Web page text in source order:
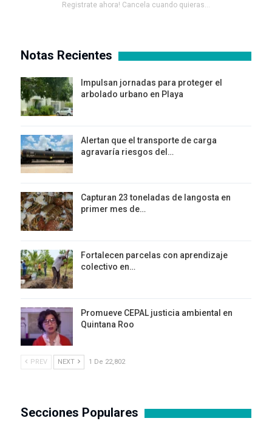
Registrate ahora! Cancela cuando quieras...
Notas Recientes
Impulsan jornadas para proteger el
arbolado urbano en Playa
Alertan que el transporte de carga
agravaría riesgos del…
Capturan 23 toneladas de langosta en
primer mes de…
Fortalecen parcelas con aprendizaje
colectivo en…
Promueve CEPAL justicia ambiental en
Quintana Roo
PREV NEXT 1 De 22,802
Secciones Populares